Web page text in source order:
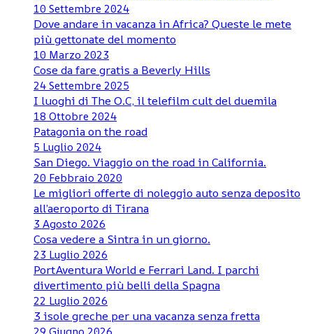
10 Settembre 2024
Dove andare in vacanza in Africa? Queste le mete
più gettonate del momento
10 Marzo 2023
Cose da fare gratis a Beverly Hills
24 Settembre 2025
I luoghi di The O.C, il telefilm cult del duemila
18 Ottobre 2024
Patagonia on the road
5 Luglio 2024
San Diego. Viaggio on the road in California.
20 Febbraio 2020
Le migliori offerte di noleggio auto senza deposito
all’aeroporto di Tirana
3 Agosto 2026
Cosa vedere a Sintra in un giorno.
23 Luglio 2026
PortAventura World e Ferrari Land. I parchi
divertimento più belli della Spagna
22 Luglio 2026
3 isole greche per una vacanza senza fretta